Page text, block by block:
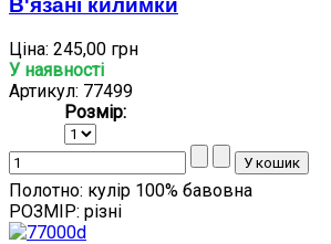
В'язані килимки
Ціна: 245,00 грн
У наявності
Артикул: 77499
Розмір:
Полотно: кулір 100% бавовна
РОЗМІР: різні